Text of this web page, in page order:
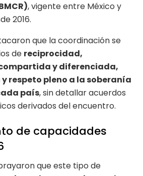
, vigente entre México y
2016.
que la coordinación se
de reciprocidad,
y diferenciada,
respeto pleno a la soberanía
país, sin detallar acuerdos
derivados del encuentro.
de capacidades
que este tipo de